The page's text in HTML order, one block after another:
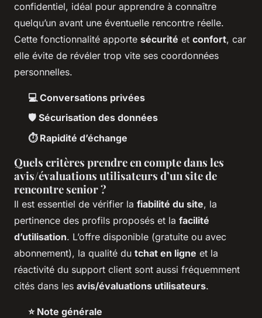
confidentiel, idéal pour apprendre à connaître
quelqu’un avant une éventuelle rencontre réelle.
Cette fonctionnalité apporte sécurité et confort, car
elle évite de révéler trop vite ses coordonnées
personnelles.
💻 Conversations privées
🛡️ Sécurisation des données
⏱️ Rapidité d’échange
Quels critères prendre en compte dans les
avis/évaluations utilisateurs d’un site de
rencontre senior ?
Il est essentiel de vérifier la fiabilité du site, la
pertinence des profils proposés et la facilité
d’utilisation. L’offre disponible (gratuite ou avec
abonnement), la qualité du tchat en ligne et la
réactivité du support client sont aussi fréquemment
cités dans les avis/évaluations utilisateurs.
⭐ Note générale